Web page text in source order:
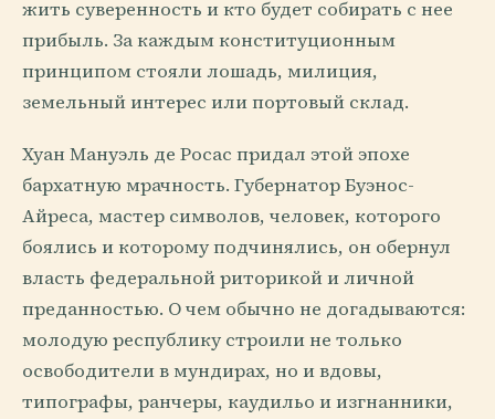
жить суверенность и кто будет собирать с нее
прибыль. За каждым конституционным
принципом стояли лошадь, милиция,
земельный интерес или портовый склад.
Хуан Мануэль де Росас придал этой эпохе
бархатную мрачность. Губернатор Буэнос-
Айреса, мастер символов, человек, которого
боялись и которому подчинялись, он обернул
власть федеральной риторикой и личной
преданностью. О чем обычно не догадываются:
молодую республику строили не только
освободители в мундирах, но и вдовы,
типографы, ранчеры, каудильо и изгнанники,